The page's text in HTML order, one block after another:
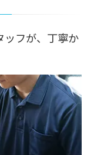
ッフが、丁寧か